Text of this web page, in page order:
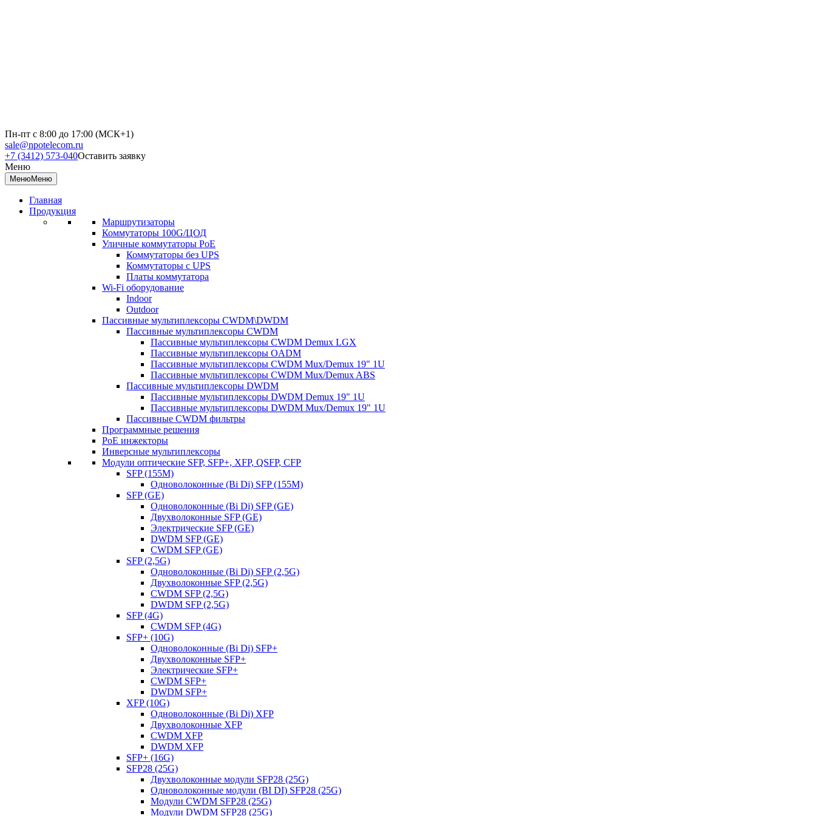
Пн-пт с 8:00 до 17:00 (МСК+1)
sale@npotelecom.ru
+7 (3412) 573-040Оставить заявку
Меню
МенюМеню
Главная
Продукция
Маршрутизаторы
Коммутаторы 100G/ЦОД
Уличные коммутаторы PoE
Коммутаторы без UPS
Коммутаторы с UPS
Платы коммутатора
Wi-Fi оборудование
Indoor
Outdoor
Пассивные мультиплексоры CWDM\DWDM
Пассивные мультиплексоры CWDM
Пассивные мультиплексоры CWDM Demux LGX
Пассивные мультиплексоры OADM
Пассивные мультиплексоры CWDM Mux/Demux 19" 1U
Пассивные мультиплексоры CWDM Mux/Demux ABS
Пассивные мультиплексоры DWDM
Пассивные мультиплексоры DWDM Demux 19" 1U
Пассивные мультиплексоры DWDM Mux/Demux 19" 1U
Пассивные CWDM фильтры
Программные решения
PoE инжекторы
Инверсные мультиплексоры
Модули оптические SFP, SFP+, XFP, QSFP, CFP
SFP (155M)
Одноволоконные (Bi Di) SFP (155M)
SFP (GE)
Одноволоконные (Bi Di) SFP (GE)
Двухволоконные SFP (GE)
Электрические SFP (GE)
DWDM SFP (GE)
CWDM SFP (GE)
SFP (2,5G)
Одноволоконные (Bi Di) SFP (2,5G)
Двухволоконные SFP (2,5G)
CWDM SFP (2,5G)
DWDM SFP (2,5G)
SFP (4G)
CWDM SFP (4G)
SFP+ (10G)
Одноволоконные (Bi Di) SFP+
Двухволоконные SFP+
Электрические SFP+
CWDM SFP+
DWDM SFP+
XFP (10G)
Одноволоконные (Bi Di) XFP
Двухволоконные XFP
CWDM XFP
DWDM XFP
SFP+ (16G)
SFP28 (25G)
Двухволоконные модули SFP28 (25G)
Одноволоконные модули (BI DI) SFP28 (25G)
Модули CWDM SFP28 (25G)
Модули DWDM SFP28 (25G)